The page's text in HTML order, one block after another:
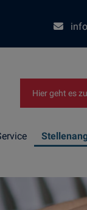
Hier geht es